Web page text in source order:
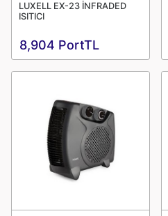
LUXELL EX-23 İNFRADED
ISITICI
8,904 PortTL